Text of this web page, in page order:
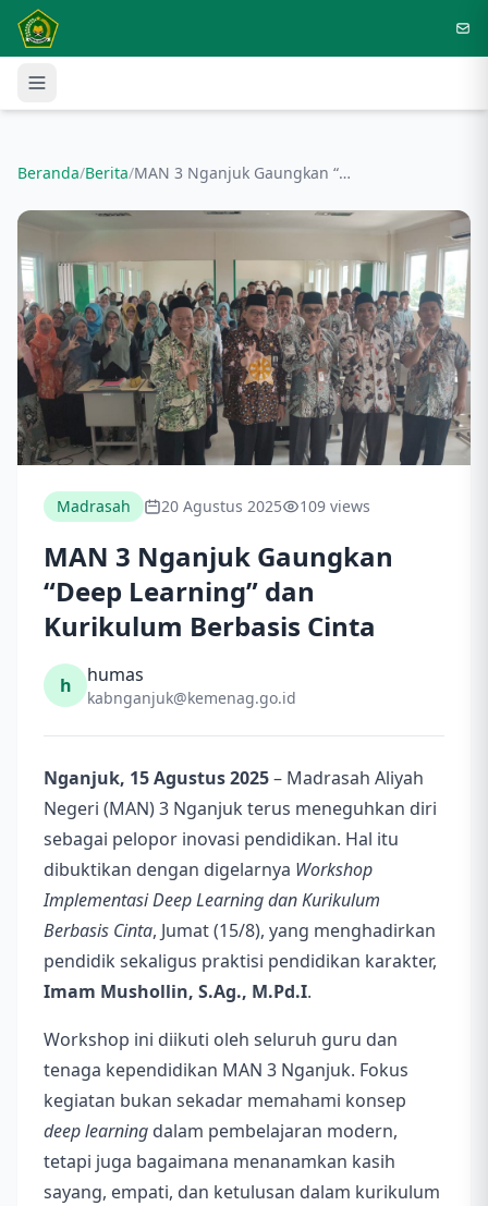
Langsung ke konten utama
Beranda/Berita/ MAN 3 Nganjuk Gaungkan “Deep Learning” dan Kurikulum Berbasis Cinta
Madrasah 20 Agustus 2025 109 views
MAN 3 Nganjuk Gaungkan
“Deep Learning” dan
Kurikulum Berbasis Cinta
h humas
kabnganjuk@kemenag.go.id
Nganjuk, 15 Agustus 2025– Madrasah Aliyah
Negeri (MAN) 3 Nganjuk terus meneguhkan diri
sebagai pelopor inovasi pendidikan. Hal itu
dibuktikan dengan digelarnya Workshop
Implementasi Deep Learning dan Kurikulum
Berbasis Cinta, Jumat (15/8), yang menghadirkan
pendidik sekaligus praktisi pendidikan karakter,
Imam Mushollin, S.Ag., M.Pd.I.
Workshop ini diikuti oleh seluruh guru dan
tenaga kependidikan MAN 3 Nganjuk. Fokus
kegiatan bukan sekadar memahami konsep
deep learning dalam pembelajaran modern,
tetapi juga bagaimana menanamkan kasih
sayang, empati, dan ketulusan dalam kurikulum